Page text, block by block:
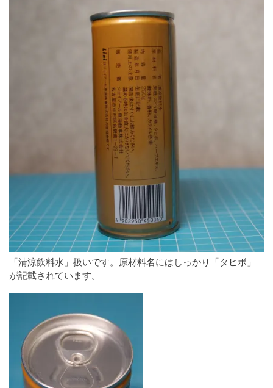
「清涼飲料水」扱いです。原材料名にはしっかり「タヒボ」
が記載されています。